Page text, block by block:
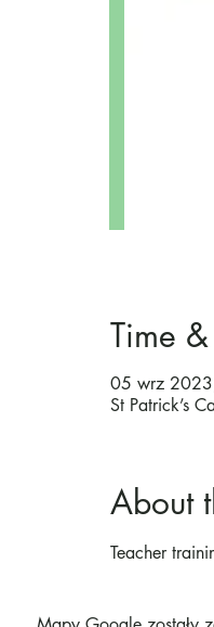
Time
05 wrz
St Patrick’s
About
Teacher